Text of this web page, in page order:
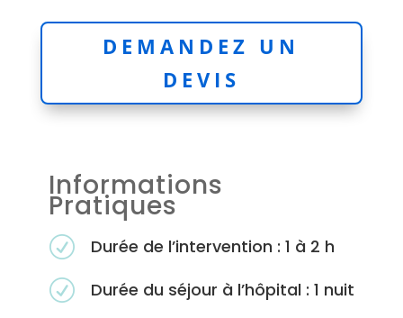
DEMANDEZ UN
DEVIS
Informations
Pratiques
R Durée de l’intervention : 1 à 2 h
R Durée du séjour à l’hôpital : 1 nuit